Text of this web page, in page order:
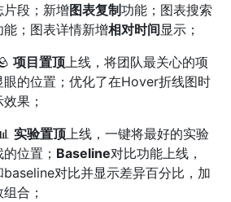
段；新增 图表复制功能；图表搜索
能；图表详情新增相对时间显示；
项目置顶上线，将团队最关心的项
眼的位置；优化了在Hover折线图时
果；
实验置顶上线，一键将最好的实验
位置； Baseline对比功能上线，
对比并显示差异百分比，加
合；